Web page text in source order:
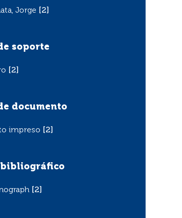
Jorge [2]
soporte
[2]
documento
impreso [2]
[2]